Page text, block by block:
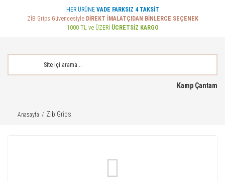
HER ÜRÜNE VADE FARKSIZ 4 TAKSİT
ZİB Grips Güvencesiyle DİREKT İMALATÇIDAN BİNLERCE SEÇENEK
1000 TL ve ÜZERİ ÜCRETSİZ KARGO
Kamp Çantam
Anasayfa Zib Grips